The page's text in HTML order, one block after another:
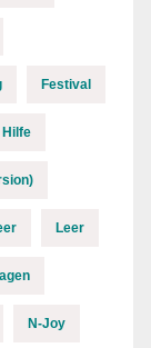
Festival
Hilfe
Leer
N-Joy